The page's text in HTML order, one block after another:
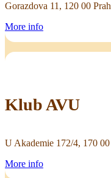
Gorazdova 11, 120 00
More info
Klub AVU
U Akademie 172/4, 170 00
More info